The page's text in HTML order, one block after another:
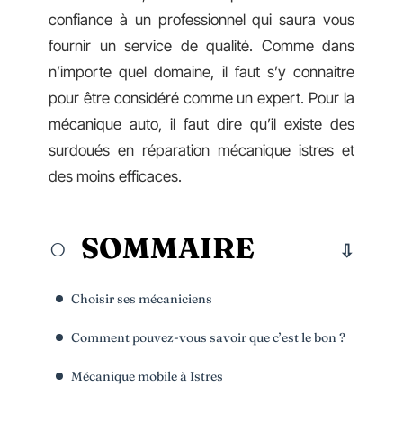
confiance à un professionnel qui saura vous
fournir un service de qualité. Comme dans
n’importe quel domaine, il faut s’y connaitre
pour être considéré comme un expert. Pour la
mécanique auto, il faut dire qu’il existe des
surdoués en réparation mécanique istres et
des moins efficaces.
SOMMAIRE
Choisir ses mécaniciens
Comment pouvez-vous savoir que c’est le bon ?
Mécanique mobile à Istres